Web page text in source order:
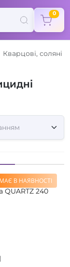
0
Кварцові, соляні
В НАЯВНОСТІ
опромінювач
QUARTZ 240